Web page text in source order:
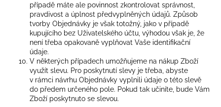
případě máte ale povinnost zkontrolovat správnost,
pravdivost a úplnost předvyplněných údajů. Způsob
tvorby Objednávky je však totožný, jako v případě
kupujícího bez Uživatelského účtu, výhodou však je, že
není třeba opakovaně vyplňovat Vaše identifikační
údaje.
V některých případech umožňujeme na nákup Zboží
využít slevu. Pro poskytnutí slevy je třeba, abyste
v rámci návrhu Objednávky vyplnili údaje o této slevě
do předem určeného pole. Pokud tak učiníte, bude Vám
Zboží poskytnuto se slevou.